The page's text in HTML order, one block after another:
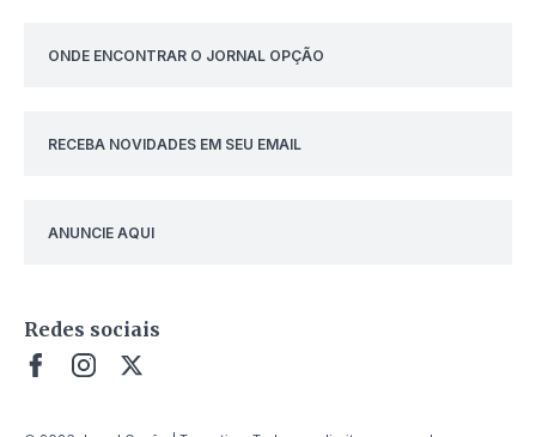
ONDE ENCONTRAR O JORNAL OPÇÃO
RECEBA NOVIDADES EM SEU EMAIL
ANUNCIE AQUI
Redes sociais